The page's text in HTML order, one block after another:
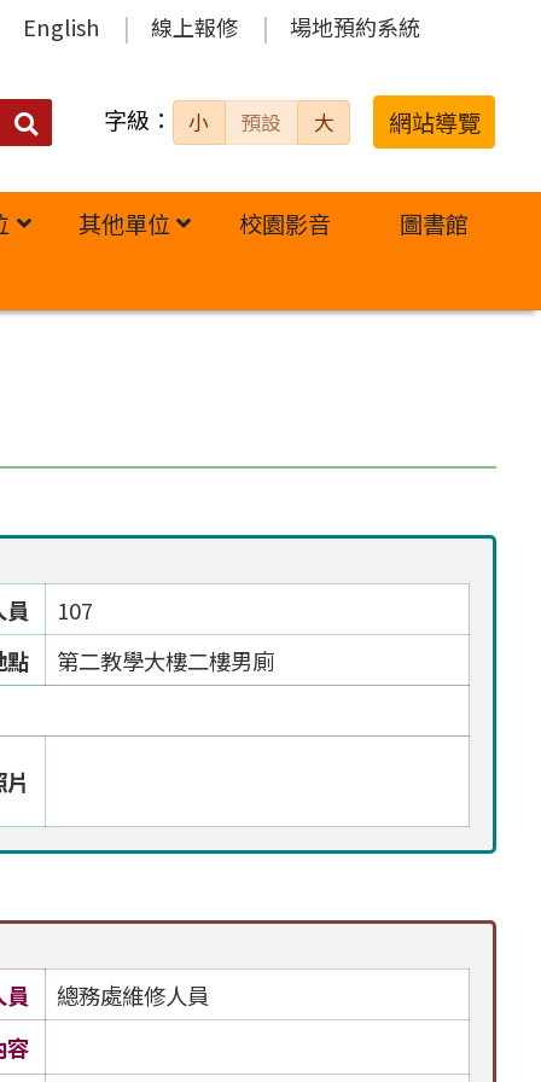
English 線上報修 場地預約系統
搜
字級： 小 預設 大 網站導覽
其他單位 校園影音 圖書館
員
107
點
第二教學大樓二樓男廁
總務處維修人員
容